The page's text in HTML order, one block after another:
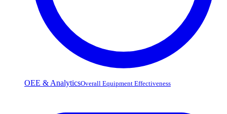
OEE & AnalyticsOverall Equipment Effectiveness